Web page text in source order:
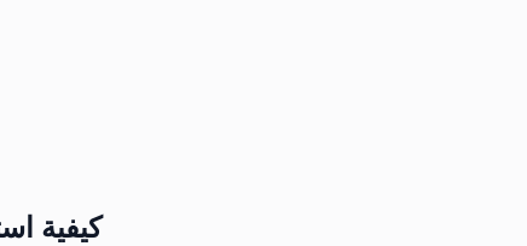
كيفية